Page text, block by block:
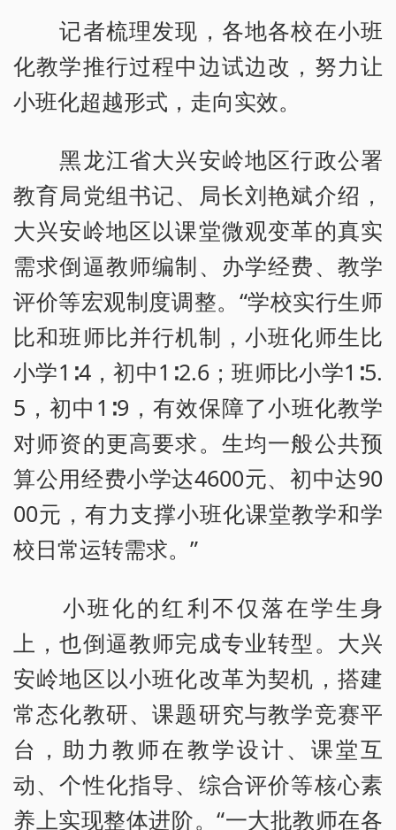
记者梳理发现，各地各校在小班
化教学推行过程中边试边改，努力让
小班化超越形式，走向实效。
黑龙江省大兴安岭地区行政公署
教育局党组书记、局长刘艳斌介绍，
大兴安岭地区以课堂微观变革的真实
需求倒逼教师编制、办学经费、教学
评价等宏观制度调整。“学校实行生师
比和班师比并行机制，小班化师生比
小学1∶4，初中1∶2.6；班师比小学1∶5.
5，初中1∶9，有效保障了小班化教学
对师资的更高要求。生均一般公共预
算公用经费小学达4600元、初中达90
00元，有力支撑小班化课堂教学和学
校日常运转需求。”
小班化的红利不仅落在学生身
上，也倒逼教师完成专业转型。大兴
安岭地区以小班化改革为契机，搭建
常态化教研、课题研究与教学竞赛平
台，助力教师在教学设计、课堂互
动、个性化指导、综合评价等核心素
养上实现整体进阶。“一大批教师在各